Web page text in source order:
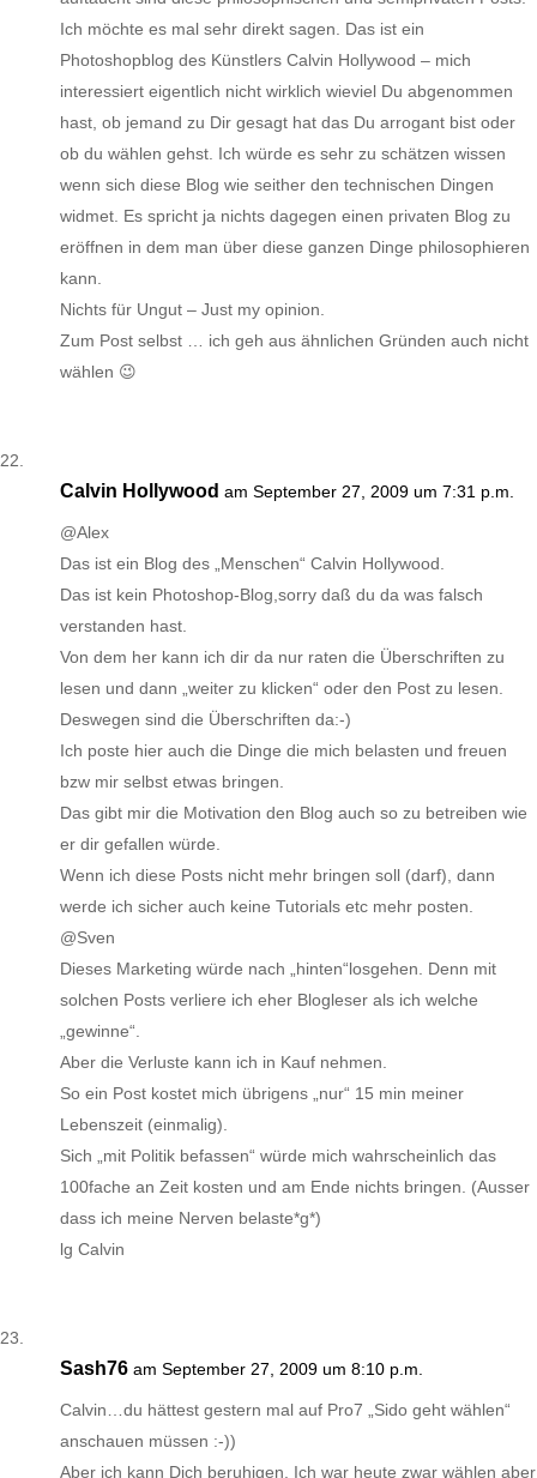
Ich möchte es mal sehr direkt sagen. Das ist ein
Photoshopblog des Künstlers Calvin Hollywood – mich
interessiert eigentlich nicht wirklich wieviel Du abgenommen
hast, ob jemand zu Dir gesagt hat das Du arrogant bist oder
ob du wählen gehst. Ich würde es sehr zu schätzen wissen
wenn sich diese Blog wie seither den technischen Dingen
widmet. Es spricht ja nichts dagegen einen privaten Blog zu
eröffnen in dem man über diese ganzen Dinge philosophieren
kann.
Nichts für Ungut – Just my opinion.
Zum Post selbst … ich geh aus ähnlichen Gründen auch nicht
wählen 😉
Calvin Hollywood am September 27, 2009 um 7:31 p.m.
@Alex
Das ist ein Blog des „Menschen“ Calvin Hollywood.
Das ist kein Photoshop-Blog,sorry daß du da was falsch
verstanden hast.
Von dem her kann ich dir da nur raten die Überschriften zu
lesen und dann „weiter zu klicken“ oder den Post zu lesen.
Deswegen sind die Überschriften da:-)
Ich poste hier auch die Dinge die mich belasten und freuen
bzw mir selbst etwas bringen.
Das gibt mir die Motivation den Blog auch so zu betreiben wie
er dir gefallen würde.
Wenn ich diese Posts nicht mehr bringen soll (darf), dann
werde ich sicher auch keine Tutorials etc mehr posten.
@Sven
Dieses Marketing würde nach „hinten“losgehen. Denn mit
solchen Posts verliere ich eher Blogleser als ich welche
„gewinne“.
Aber die Verluste kann ich in Kauf nehmen.
So ein Post kostet mich übrigens „nur“ 15 min meiner
Lebenszeit (einmalig).
Sich „mit Politik befassen“ würde mich wahrscheinlich das
100fache an Zeit kosten und am Ende nichts bringen. (Ausser
dass ich meine Nerven belaste*g*)
lg Calvin
Sash76 am September 27, 2009 um 8:10 p.m.
Calvin…du hättest gestern mal auf Pro7 „Sido geht wählen“
anschauen müssen :-))
Aber ich kann Dich beruhigen. Ich war heute zwar wählen aber